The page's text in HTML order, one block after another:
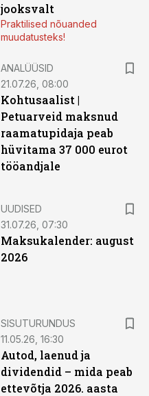
jooksvalt
Praktilised nõuanded
muudatusteks!
ANALÜÜSID
21.07.26, 08:00
Kohtusaalist |
Petuarveid maksnud
raamatupidaja peab
hüvitama 37 000 eurot
tööandjale
UUDISED
31.07.26, 07:30
Maksukalender: august
2026
SISUTURUNDUS
11.05.26, 16:30
Autod, laenud ja
dividendid – mida peab
ettevõtja 2026. aasta